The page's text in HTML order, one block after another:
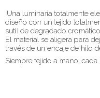
¡Una luminaria totalmente
diseño con un tejido
sutil de degradado
El material se aligera para
través de un encaje de hilo
Siempre tejido a mano; cada